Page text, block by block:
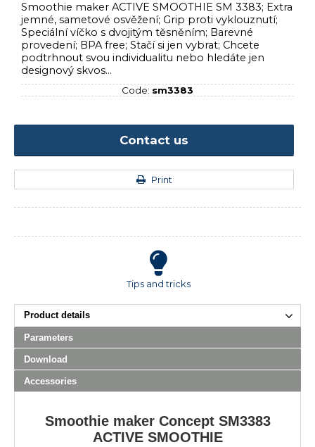
Smoothie maker ACTIVE SMOOTHIE SM 3383; Extra
jemné, sametové osvěžení; Grip proti vyklouznutí;
Speciální víčko s dvojitým těsněním; Barevné
provedení; BPA free; Stačí si jen vybrat; Chcete
podtrhnout svou individualitu nebo hledáte jen
designový skvos...
Code: sm3383
Contact us
Print
Tips and tricks
Product details
Parameters
Download
Accessories
Smoothie maker Concept SM3383
ACTIVE SMOOTHIE